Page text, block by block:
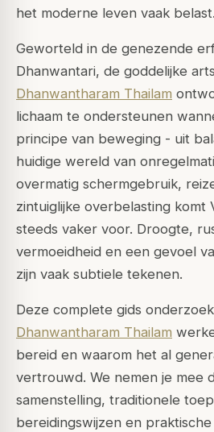
het moderne leven vaak belast.
Geworteld in de genezende
Dhanwantari, de goddelijke
Dhanwantharam Thailam
lichaam te ondersteunen
principe van beweging - uit
huidige wereld van
overmatig schermgebruik,
zintuiglijke overbelasting komt
steeds vaker voor. Droogte,
vermoeidheid en een gevoel
zijn vaak subtiele tekenen.
Deze complete gids
Dhanwantharam Thailam
bereid en waarom het al
vertrouwd. We nemen je mee
samenstelling, traditionele
bereidingswijzen en